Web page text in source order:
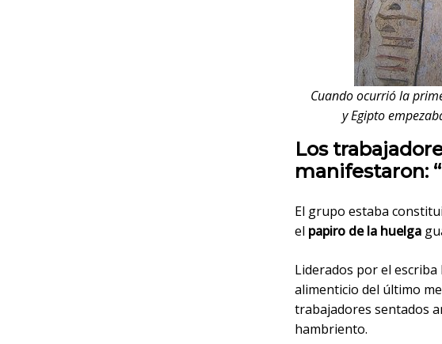
Cuando ocurrió la
y Egipto
Los
manifestaron:
El grupo estaba
el papiro de la huelga
Liderados por el
alimenticio del último
trabajadores sentados
hambriento.